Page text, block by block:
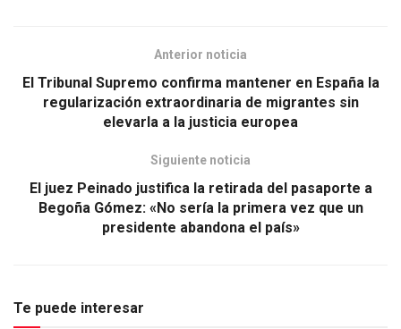
Anterior noticia
El Tribunal Supremo confirma mantener en España la
regularización extraordinaria de migrantes sin
elevarla a la justicia europea
Siguiente noticia
El juez Peinado justifica la retirada del pasaporte a
Begoña Gómez: «No sería la primera vez que un
presidente abandona el país»
Te puede interesar